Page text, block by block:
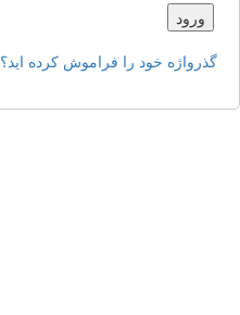
ورود
گذرواژه خود را فراموش کرده اید؟